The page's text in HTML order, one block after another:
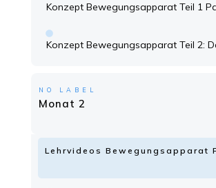
Konzept Bewegungsapparat Teil 1
Konzept Bewegungsapparat Teil 2:
NO LABEL
Monat 2
Lehrvideos Bewegungsapparat